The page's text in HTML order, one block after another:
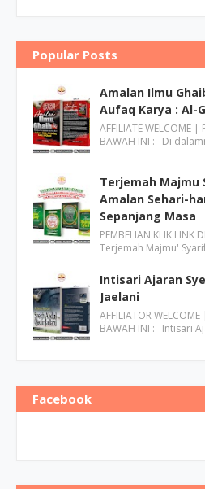
Popular Posts
Amalan Ilmu
Aufaq Karya : Al-
AFFILIATE WELCOME |
BAWAH INI : Di
Terjemah Majmu
Amalan Sehari-
Sepanjang Masa
PEMBELIAN KLIK LINK
Terjemah Majmu'
Intisari Ajaran
Jaelani
AFFILIATOR
BAWAH INI : Intisari
Facebook